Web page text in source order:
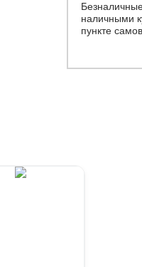
наличными
пункте